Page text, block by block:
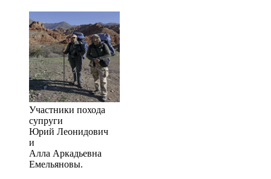
Участники похода
супруги
Юрий Леонидович
и
Алла Аркадьевна
Емельяновы.